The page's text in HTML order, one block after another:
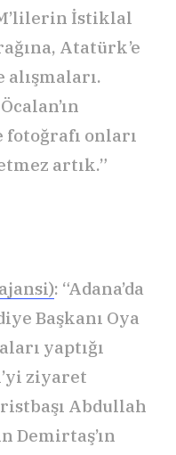
İstiklal
Atatürk’e
onları
artık.”
: “Adana’da
Başkanı Oya
yaptığı
ziyaret
Abdullah
Demirtaş’ın